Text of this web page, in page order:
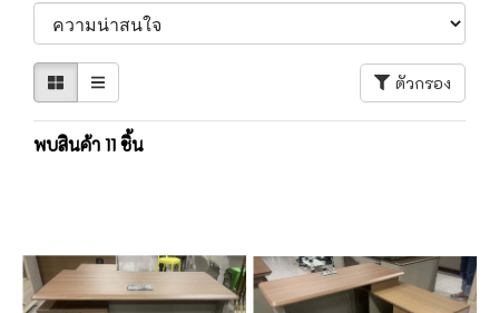
ตัวกรอง
พบสินค้า 11 ชิ้น